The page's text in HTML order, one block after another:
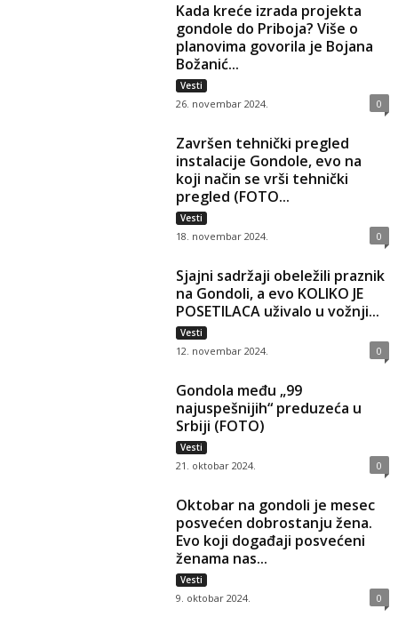
Kada kreće izrada projekta
gondole do Priboja? Više o
planovima govorila je Bojana
Božanić...
Vesti
26. novembar 2024. 0
Završen tehnički pregled
instalacije Gondole, evo na
koji način se vrši tehnički
pregled (FOTO...
Vesti
18. novembar 2024. 0
Sjajni sadržaji obeležili praznik
na Gondoli, a evo KOLIKO JE
POSETILACA uživalo u vožnji...
Vesti
12. novembar 2024. 0
Gondola među „99
najuspešnijih“ preduzeća u
Srbiji (FOTO)
Vesti
21. oktobar 2024. 0
Oktobar na gondoli je mesec
posvećen dobrostanju žena.
Evo koji događaji posvećeni
ženama nas...
Vesti
9. oktobar 2024. 0